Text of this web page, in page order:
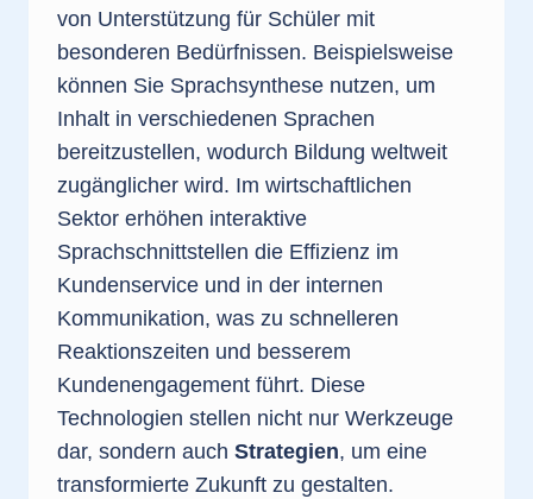
von Unterstützung für Schüler mit
besonderen Bedürfnissen. Beispielsweise
können Sie Sprachsynthese nutzen, um
Inhalt in verschiedenen Sprachen
bereitzustellen, wodurch Bildung weltweit
zugänglicher wird. Im wirtschaftlichen
Sektor erhöhen interaktive
Sprachschnittstellen die Effizienz im
Kundenservice und in der internen
Kommunikation, was zu schnelleren
Reaktionszeiten und besserem
Kundenengagement führt. Diese
Technologien stellen nicht nur Werkzeuge
dar, sondern auch Strategien, um eine
transformierte Zukunft zu gestalten.